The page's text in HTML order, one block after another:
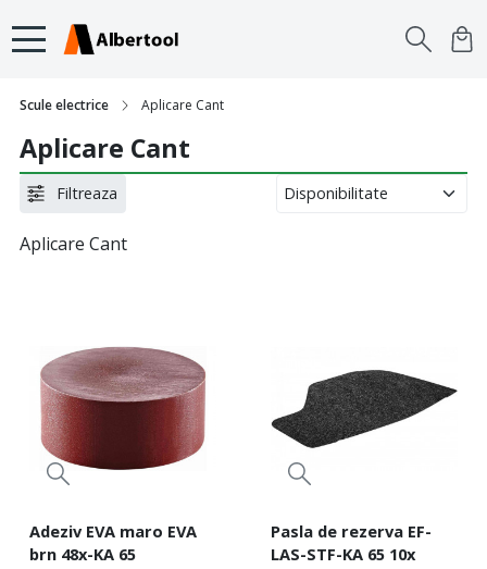
Scule electrice Aplicare Cant
Aplicare Cant
Filtreaza
Aplicare Cant
Adeziv EVA maro EVA
brn 48x-KA 65
Pasla de rezerva EF-
LAS-STF-KA 65 10x